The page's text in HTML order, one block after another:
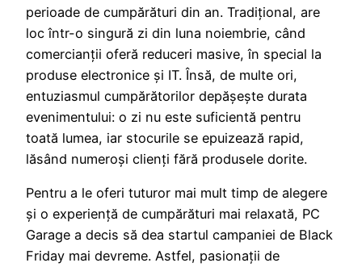
perioade de cumpărături din an. Tradițional, are
loc într-o singură zi din luna noiembrie, când
comercianții oferă reduceri masive, în special la
produse electronice și IT. Însă, de multe ori,
entuziasmul cumpărătorilor depășește durata
evenimentului: o zi nu este suficientă pentru
toată lumea, iar stocurile se epuizează rapid,
lăsând numeroși clienți fără produsele dorite.
Pentru a le oferi tuturor mai mult timp de alegere
și o experiență de cumpărături mai relaxată, PC
Garage a decis să dea startul campaniei de Black
Friday mai devreme. Astfel, pasionații de